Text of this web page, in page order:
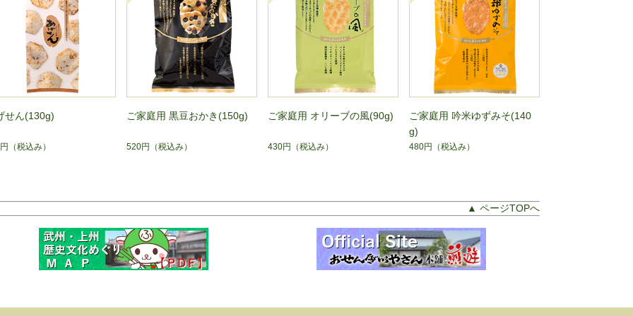
せん(130g)
（税込み）
ご家庭用 黒豆おかき(150g)
520円 （税込み）
ご家庭用 オリーブの風(90g)
430円 （税込み）
ご家庭用 吟米ゆずみそ(140
g)
480円 （税込み）
▲ ページTOPへ